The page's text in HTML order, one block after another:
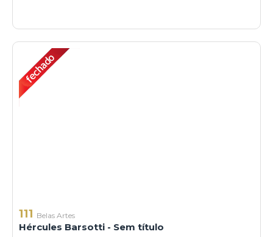
111 Belas Artes
Hércules Barsotti - Sem título